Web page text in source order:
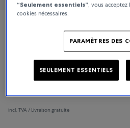
incl. TVA / Livraison gratuite
“Seulement essentiels” , vous
cookies nécessaires.
PARAMÈTRES DES
SEULEMENT ESSENTIELS